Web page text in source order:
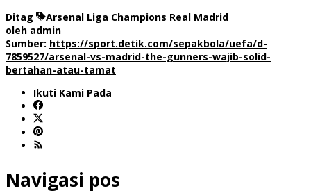
Ditag Arsenal Liga Champions Real Madrid
oleh admin
Sumber: https://sport.detik.com/sepakbola/uefa/d-
7859527/arsenal-vs-madrid-the-gunners-wajib-solid-
bertahan-atau-tamat
Ikuti Kami Pada
Navigasi pos